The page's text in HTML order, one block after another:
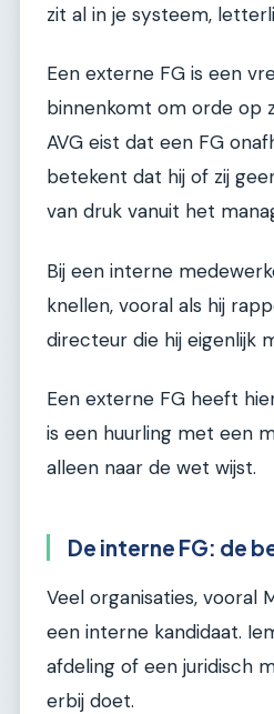
zit al in je systeem,
Een externe FG is een
binnenkomt om orde op
AVG eist dat een FG
betekent dat hij of zij
van druk vanuit het
Bij een interne
knellen, vooral als hij
directeur die hij eigenlijk
Een externe FG heeft
is een huurling met een
alleen naar de wet wijst.
De interne FG: de
Veel organisaties, vooral
een interne kandidaat.
afdeling of een juridisch
erbij doet.